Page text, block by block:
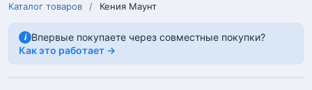
Каталог товаров / Кения Маунт
i Впервые покупаете через совместные покупки?
Как это работает →